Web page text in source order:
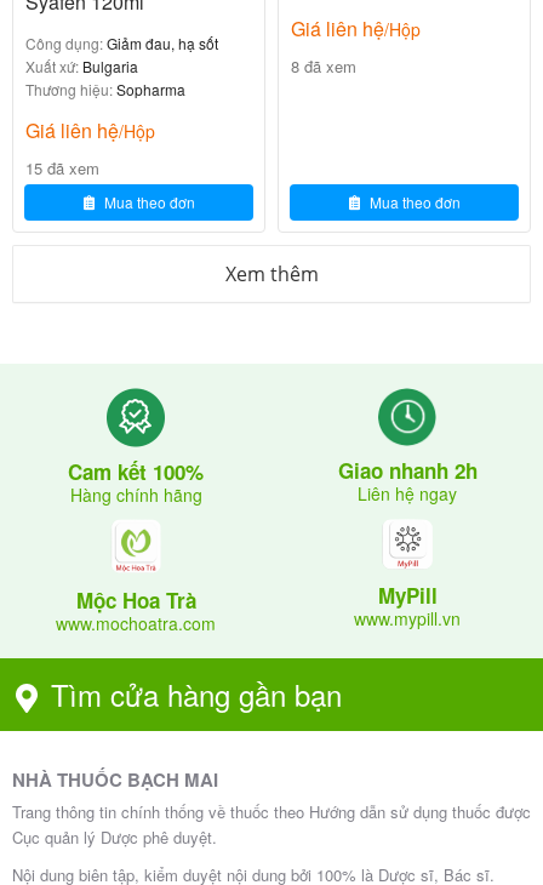
Công dụng:Giảm đau, hạ sốt
Xuất xứ: Bulgaria
Thương hiệu:Sopharma
Giá liên hệ/Hộp
15 đã xem
Mua theo đơn
Giá liên hệ/Hộp
8 đã xem
Mua theo đơn
Xem thêm
Cam kết 100%
Hàng chính hãng
Giao nhanh 2h
Liên hệ ngay
Mộc Hoa Trà
www.mochoatra.com
MyPill
www.mypill.vn
Tìm cửa hàng gần bạn
NHÀ THUỐC BẠCH MAI
Trang thông tin chính thống về thuốc theo Hướng dẫn sử dụng thuốc được
Cục quản lý Dược phê duyệt.
Nội dung biên tập, kiểm duyệt nội dung bởi 100% là Dược sĩ, Bác sĩ.